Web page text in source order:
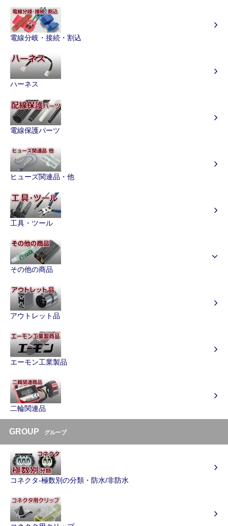
電線分岐・接続・割込
ハーネス
電線保護パーツ
ヒューズ関連品・他
工具・ツール
その他の商品
アウトレット品
エーモン工業製品
二輪関連品
GROUP グループ
コネクタ-極数別の分類・防水/非防水